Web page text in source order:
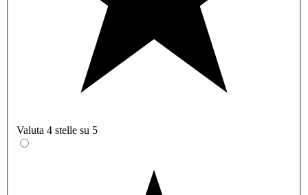
Valuta 4 stelle su 5